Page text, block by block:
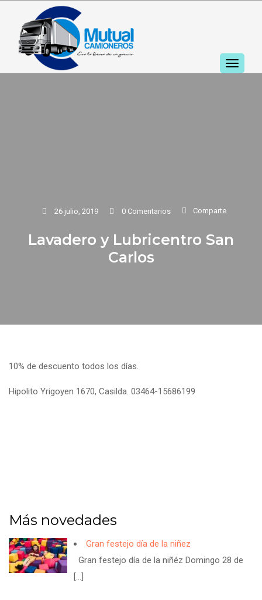
26 julio, 2019 0 Comentarios Comparte
Lavadero y Lubricentro San
Carlos
10% de descuento todos los días.
Hipolito Yrigoyen 1670, Casilda. 03464-15686199
Más novedades
Gran festejo día de la niñez
Gran festejo día de la niñéz Domingo 28 de
[…]